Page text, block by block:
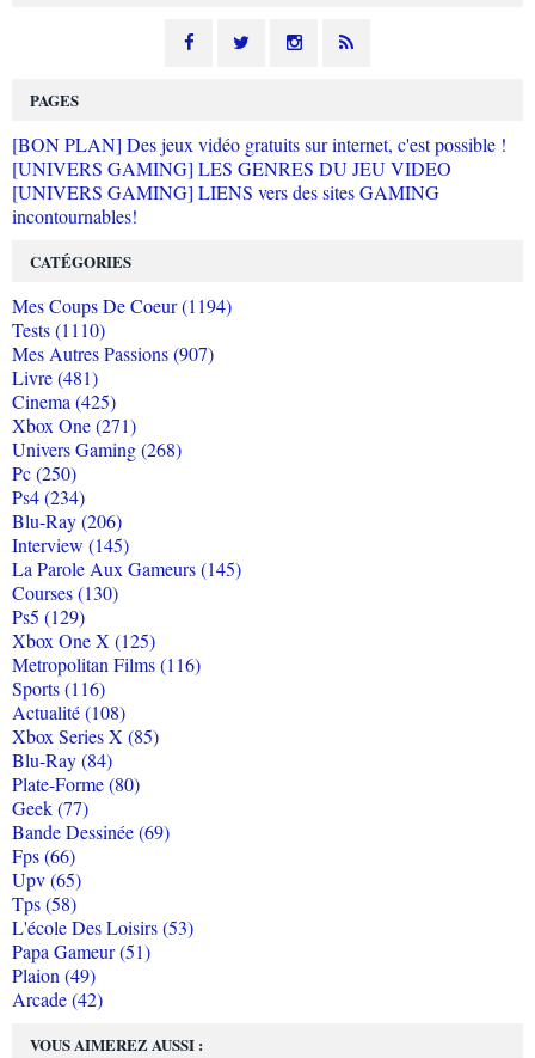
VOUS AIMEREZ AUSSI :
PAGES
[BON PLAN] Des jeux vidéo gratuits sur internet, c'est possible !
[UNIVERS GAMING] LES GENRES DU JEU VIDEO
[UNIVERS GAMING] LIENS vers des sites GAMING
incontournables!
CATÉGORIES
Mes Coups De Coeur (1194)
Tests (1110)
Mes Autres Passions (907)
Livre (481)
Cinema (425)
Xbox One (271)
Univers Gaming (268)
Pc (250)
Ps4 (234)
Blu-Ray (206)
Interview (145)
La Parole Aux Gameurs (145)
Courses (130)
Ps5 (129)
Xbox One X (125)
Metropolitan Films (116)
Sports (116)
Actualité (108)
Xbox Series X (85)
Blu-Ray (84)
Plate-Forme (80)
Geek (77)
Bande Dessinée (69)
Fps (66)
Upv (65)
Tps (58)
L'école Des Loisirs (53)
Papa Gameur (51)
Plaion (49)
Arcade (42)